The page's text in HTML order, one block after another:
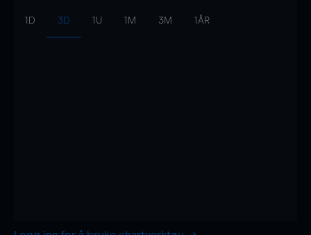
1D 3D 1U 1M 3M 1ÅR